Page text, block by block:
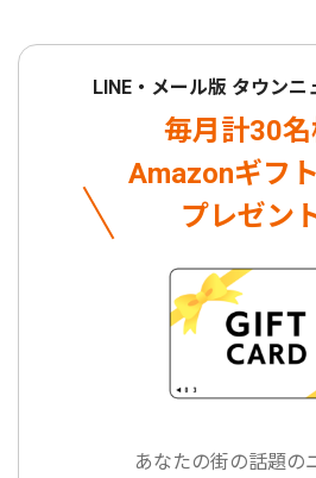
LINE・メール版 タウン
毎月計30名
Amazonギフ
プレゼン
あなたの街の話題の